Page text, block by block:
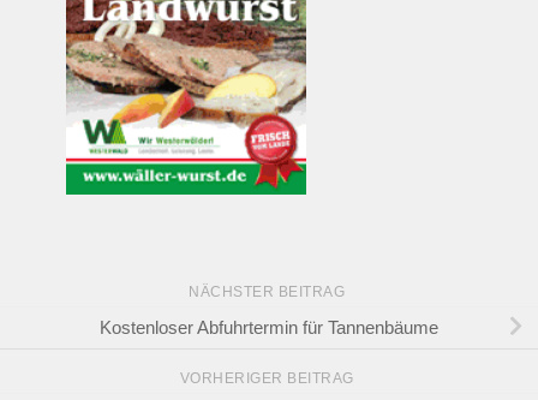
NÄCHSTER BEITRAG
Kostenloser Abfuhrtermin für Tannenbäume
VORHERIGER BEITRAG